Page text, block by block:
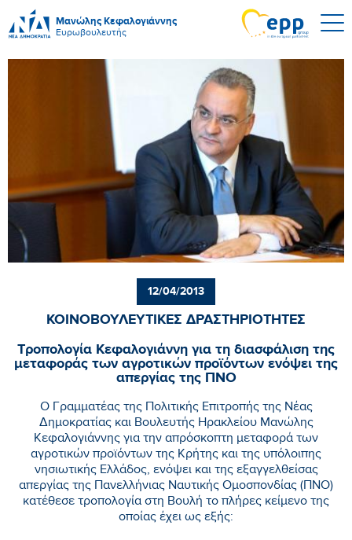
Μανώλης Κεφαλογιάννης
Ευρωβουλευτής
12/04/2013
ΚΟΙΝΟΒΟΥΛΕΥΤΙΚΕΣ ΔΡΑΣΤΗΡΙΟΤΗΤΕΣ
Τροπολογία Κεφαλογιάννη για τη διασφάλιση της
μεταφοράς των αγροτικών προϊόντων ενόψει της
απεργίας της ΠΝΟ
Ο Γραμματέας της Πολιτικής Επιτροπής της Νέας
Δημοκρατίας και Βουλευτής Ηρακλείου Μανώλης
Κεφαλογιάννης για την απρόσκοπτη μεταφορά των
αγροτικών προϊόντων της Κρήτης και της υπόλοιπης
νησιωτικής Ελλάδος, ενόψει και της εξαγγελθείσας
απεργίας της Πανελλήνιας Ναυτικής Ομοσπονδίας (ΠΝΟ)
κατέθεσε τροπολογία στη Βουλή το πλήρες κείμενο της
οποίας έχει ως εξής: